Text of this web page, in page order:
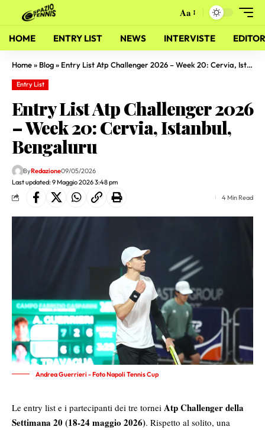
Aa
HOME ENTRY LIST NEWS INTERVISTE
Home» Blog» Entry List Atp Challenger 2026 – Week 20: Cervia, Istanbul, Bengaluru
Entry List
Entry List Atp Challenger 2026
– Week 20: Cervia, Istanbul,
Bengaluru
Last updated: 9 Maggio 2026 3:48 pm
ByRedazione09/05/2026
4 Min Read
Andrea Guerrieri - Foto Napoli Tennis Cup
Le entry list e i partecipanti dei tre tornei Atp Challenger della
Settimana 20 (18-24 maggio 2026). Rispetto al solito, una